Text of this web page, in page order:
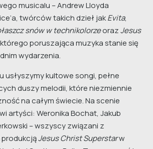
musicalu – Andrew Lloyda
twórców takich dzieł jakEvita,
snów w technikolorzeorazJesus
poruszająca muzyka stanie się
wydarzenia.
usłyszymy kultowe songi, pełne
duszy melodii, które niezmiennie
na całym świecie. Na scenie
artyści: Weronika Bochat, Jakub
– wszyscy związani z
produkcjąJesus Christ Superstarw